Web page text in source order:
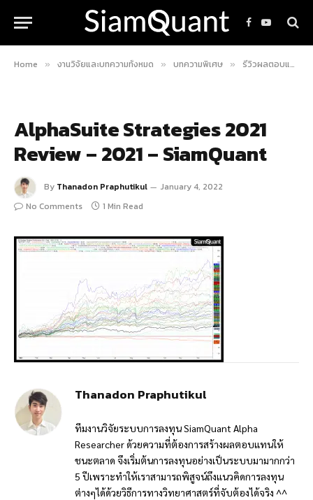
Facebook
YouTube
Home » งานวิจัยและบทความทั้งหมด » บทความพิเศษ » รีวิวผลตอบแทน 40 กลยุทธ์การลงทุนในตลาดหุ้นไทยปี ค.ศ. 2021
AlphaSuite Strategies 2021
Review – 2021 – SiamQuant
By Thanadon Praphutikul
January 4, 2022
No Comments
1 Min Read
Thanadon Praphutikul
ทีมงานวิจัยระบบการลงทุน SiamQuant Alpha
Researcher ด้วยความที่ต้องการสร้างผลตอบแทนให้
ชนะตลาด จึงเริ่มต้นการลงทุนอย่างเป็นระบบมามากกว่า
5 ปีเพราะทำให้เราสามารถพิสูจน์ถึงแนวคิดการลงทุน
ต่างๆได้ด้วยวิธีการทางวิทยาศาสตร์ที่จับต้องได้จริง ^^